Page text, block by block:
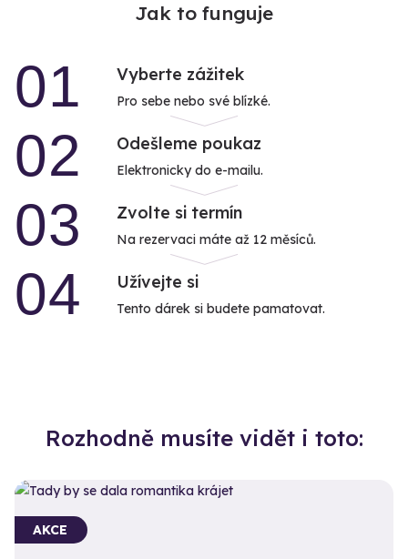
Jak to funguje
01 Vyberte zážitek
Pro sebe nebo své blízké.
02 Odešleme poukaz
Elektronicky do e-mailu.
03 Zvolte si termín
Na rezervaci máte až 12 měsíců.
04 Užívejte si
Tento dárek si budete pamatovat.
Rozhodně musíte vidět i toto:
AKCE